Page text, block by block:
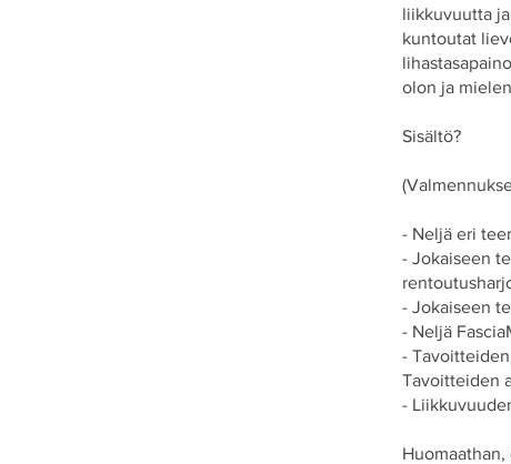
liikkuvuutta
kuntoutat
olon ja
Sisältö?
- Neljä eri
- Jokaiseen
- Jokaiseen
- Neljä
-
Tavoitteiden
-